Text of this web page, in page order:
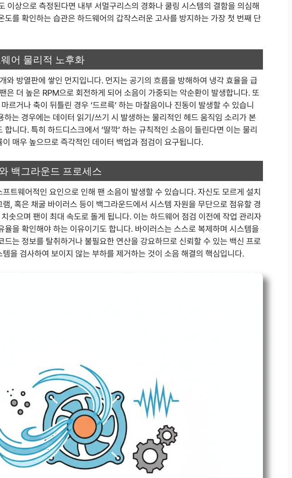
이상으로 측정된다면 내부 서멀구리스의 경화나 쿨링 시스템의 결함을 의심해
도를 확인하는 습관은 하드웨어의 갑작스러운 고사를 방지하는 가장 첫 번째 단
어 물리적 노후화
와 방열판에 쌓인 먼지입니다. 먼지는 공기의 흐름을 방해하여 냉각 효율을 급
은 더 높은 RPM으로 회전하게 되어 소음이 가중되는 악순환이 발생합니다. 또
르거나 축이 뒤틀린 경우 ‘드르륵’ 하는 마찰음이나 진동이 발생할 수 있습니
는 경우에는 데이터 읽기/쓰기 시 발생하는 물리적인 헤드 움직임 소리가 본
니다. 특히 하드디스크에서 ‘딸깍’ 하는 규칙적인 소음이 들린다면 이는 물리
매우 높으므로 즉각적인 데이터 백업과 점검이 요구됩니다.
백그라운드 프로세스
트웨어적인 요인으로 인해 팬 소음이 발생할 수 있습니다. 자신도 모르게 설치
, 혹은 채굴 바이러스 등이 백그라운드에서 시스템 자원을 무단으로 점유할 경
솟으며 팬이 최대 속도로 돌게 됩니다. 이는 하드웨어 점검 이전에 작업 관리자
율을 확인해야 하는 이유이기도 합니다. 바이러스는 스스로 복제하며 시스템을
드는 정보를 탈취하거나 불필요한 연산을 강요하므로 신뢰할 수 있는 백신 프로
을 검사하여 보이지 않는 부하를 제거하는 것이 소음 해결의 핵심입니다.